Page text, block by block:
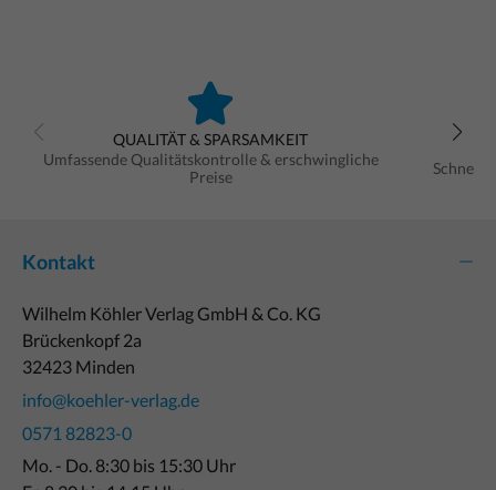
QUALITÄT & SPARSAMKEIT
Umfassende Qualitätskontrolle & erschwingliche
Preise
Schnelle
Kontakt
Wilhelm Köhler Verlag GmbH & Co. KG
Brückenkopf 2a
32423 Minden
info@koehler-verlag.de
0571 82823-0
Mo. - Do. 8:30 bis 15:30 Uhr